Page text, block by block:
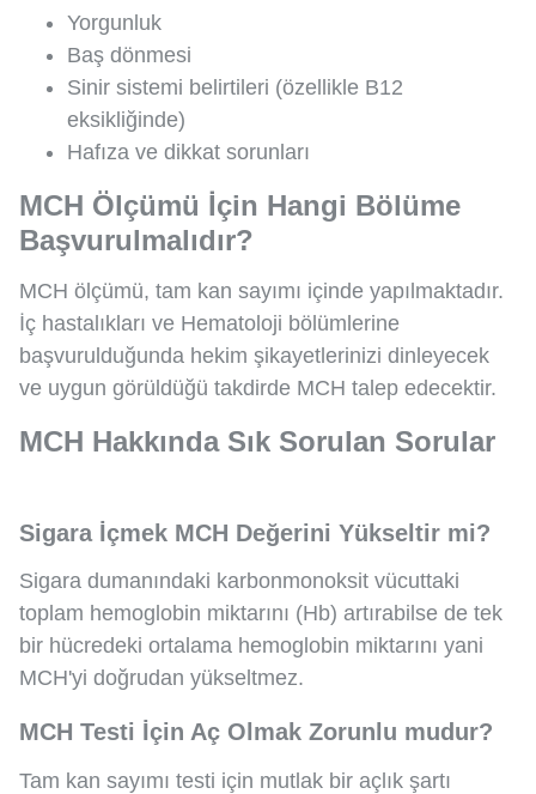
Yorgunluk
Baş dönmesi
Sinir sistemi belirtileri (özellikle B12
eksikliğinde)
Hafıza ve dikkat sorunları
MCH Ölçümü İçin Hangi Bölüme
Başvurulmalıdır?
MCH ölçümü, tam kan sayımı içinde yapılmaktadır.
İç hastalıkları ve Hematoloji bölümlerine
başvurulduğunda hekim şikayetlerinizi dinleyecek
ve uygun görüldüğü takdirde MCH talep edecektir.
MCH Hakkında Sık Sorulan Sorular
Sigara İçmek MCH Değerini Yükseltir mi?
Sigara dumanındaki karbonmonoksit vücuttaki
toplam hemoglobin miktarını (Hb) artırabilse de tek
bir hücredeki ortalama hemoglobin miktarını yani
MCH'yi doğrudan yükseltmez.
MCH Testi İçin Aç Olmak Zorunlu mudur?
Tam kan sayımı testi için mutlak bir açlık şartı